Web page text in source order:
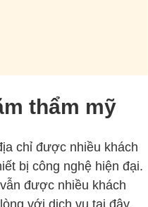
thẩm mỹ
chỉ được nhiều khách
bị công nghệ hiện đại.
được nhiều khách
với dịch vụ tại đây.